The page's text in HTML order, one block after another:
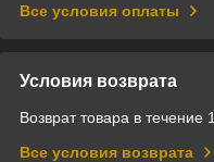
Все условия оплаты
Условия возврата
Возврат товара в течение
Все условия возврата